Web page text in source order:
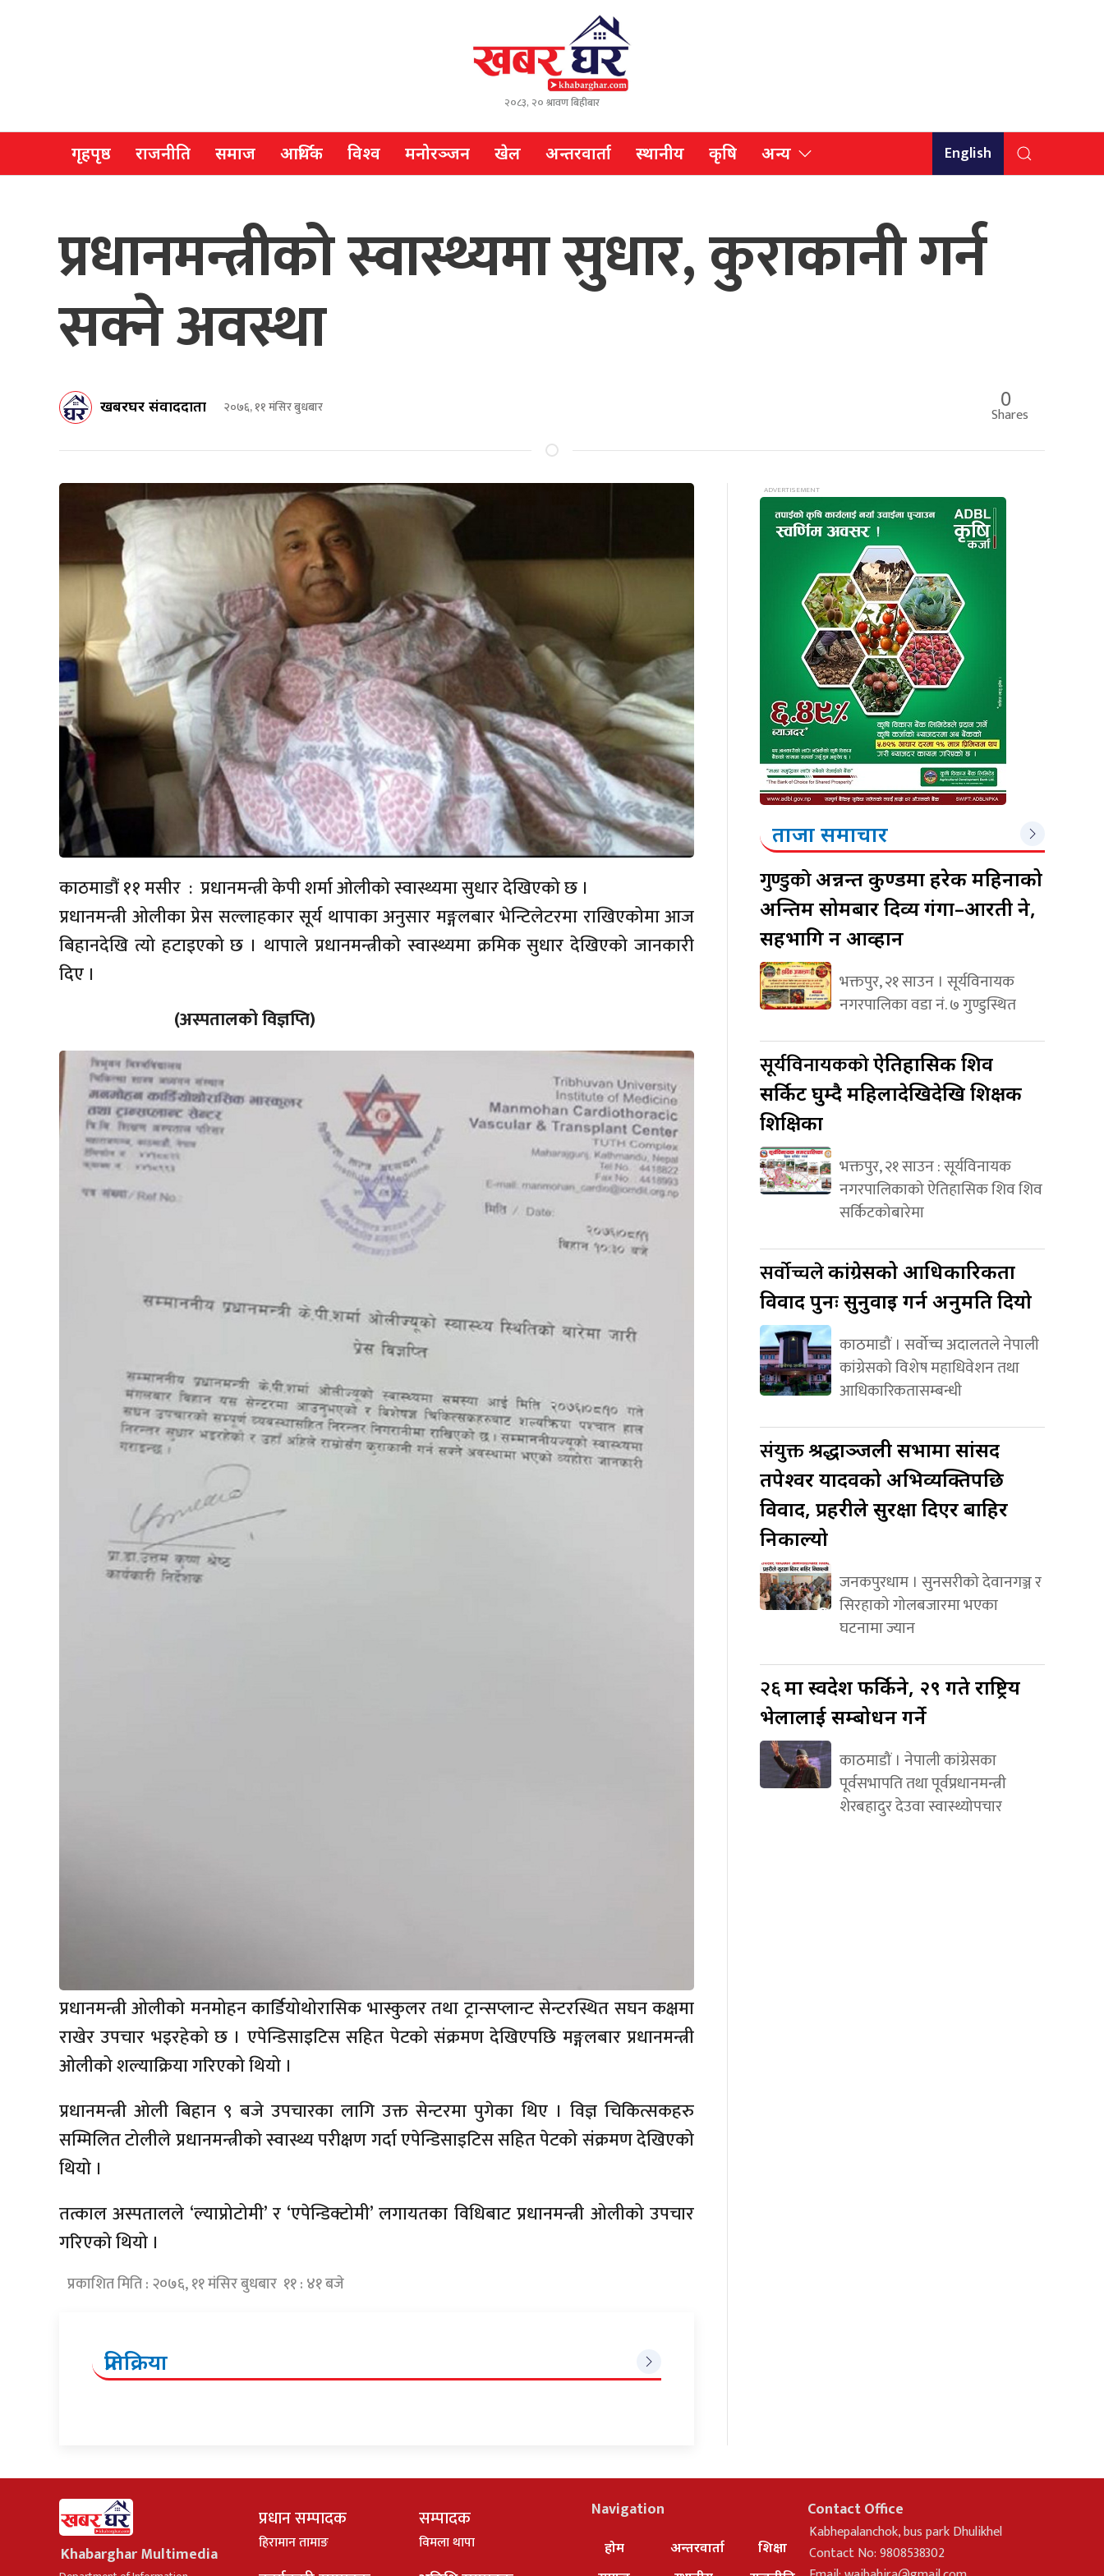
२०८३, २० श्रावण बिहीबार
गृहपृष्ठ राजनीति समाज आर्थिक विश्व मनोरञ्जन खेल अन्तरवार्ता स्थानीय कृषि अन्य English
प्रधानमन्त्रीको स्वास्थ्यमा सुधार, कुराकानी गर्न
सक्ने अवस्था
खबरघर संवाददाता २०७६, ११ मंसिर बुधबार 0
Shares
काठमाडौं ११ मसीर : प्रधानमन्त्री केपी शर्मा ओलीको स्वास्थ्यमा सुधार देखिएको छ ।
प्रधानमन्त्री ओलीका प्रेस सल्लाहकार सूर्य थापाका अनुसार मङ्गलबार भेन्टिलेटरमा राखिएकोमा आज
बिहानदेखि त्यो हटाइएको छ । थापाले प्रधानमन्त्रीको स्वास्थ्यमा क्रमिक सुधार देखिएको जानकारी
दिए ।
(अस्पतालको विज्ञप्ति)
प्रधानमन्त्री ओलीको मनमोहन कार्डियोथोरासिक भास्कुलर तथा ट्रान्सप्लान्ट सेन्टरस्थित सघन कक्षमा
राखेर उपचार भइरहेको छ । एपेन्डिसाइटिस सहित पेटको संक्रमण देखिएपछि मङ्गलबार प्रधानमन्त्री
ओलीको शल्याक्रिया गरिएको थियो ।
प्रधानमन्त्री ओली बिहान ९ बजे उपचारका लागि उक्त सेन्टरमा पुगेका थिए । विज्ञ चिकित्सकहरु
सम्मिलित टोलीले प्रधानमन्त्रीको स्वास्थ्य परीक्षण गर्दा एपेन्डिसाइटिस सहित पेटको संक्रमण देखिएको
थियो ।
तत्काल अस्पतालले ‘ल्याप्रोटोमी’ र ‘एपेन्डिक्टोमी’ लगायतका विधिबाट प्रधानमन्त्री ओलीको उपचार
गरिएको थियो ।
प्रकाशित मिति : २०७६, ११ मंसिर बुधबार ११ : ४१ बजे
प्रतिक्रिया
ताजा समाचार
गुण्डुकोअन्नन्त कुण्डमा हरेक महिनाको
अन्तिम सोमबार दिव्य गंगा–आरती हुने,
सहभागि हुन आव्हान
भक्तपुर, २१ साउन । सूर्यविनायक
नगरपालिका वडा नं. ७ गुण्डुस्थित
सूर्यविनायककोऐतिहासिक शिव
सर्किट घुम्दै महिलादेखिदेखि शिक्षक
शिक्षिका
भक्तपुर, २१ साउन : सूर्यविनायक
नगरपालिकाको ऐतिहासिक शिव शिव
सर्किटकोबारेमा
सर्वोच्चलेकांग्रेसको आधिकारिकता
विवाद पुनः सुनुवाइ गर्न अनुमति दियो
काठमाडौं । सर्वोच्च अदालतले नेपाली
कांग्रेसको विशेष महाधिवेशन तथा
आधिकारिकतासम्बन्धी
संयुक्तश्रद्धाञ्जली सभामा सांसद
तपेश्वर यादवको अभिव्यक्तिपछि
विवाद, प्रहरीले सुरक्षा दिएर बाहिर
निकाल्यो
जनकपुरधाम । सुनसरीको देवानगञ्ज र
सिरहाको गोलबजारमा भएका
घटनामा ज्यान
२६मा स्वदेश फर्किने, २९ गते राष्ट्रिय
भेलालाई सम्बोधन गर्ने
काठमाडौं । नेपाली कांग्रेसका
पूर्वसभापति तथा पूर्वप्रधानमन्त्री
शेरबहादुर देउवा स्वास्थ्योपचार
Khabarghar Multimedia
प्रधान सम्पादक
हिरामान तामाङ
सम्पादक
विमला थापा
Navigation
होम
अन्तरवार्ता
शिक्षा
Contact Office
Kabhepalanchok, bus park Dhulikhel
Contact No: 9808538302